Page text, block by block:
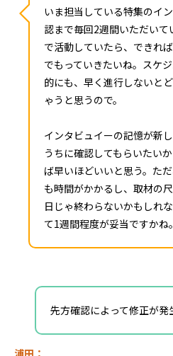
いま担当している特集のイ
認まで毎回2週間いただい
で活動していたら、できれ
でもっていきたいね。スケ
的にも、早く進行しないと
ゃうと思うので。
インタビュイーの記憶が新
うちに確認してもらいたい
ば早いほどいいと思う。た
も時間がかかるし、取材の
日じゃ終わらないかもしれ
て1週間程度が妥当ですかね。
先方確認によって修正が
浦田：